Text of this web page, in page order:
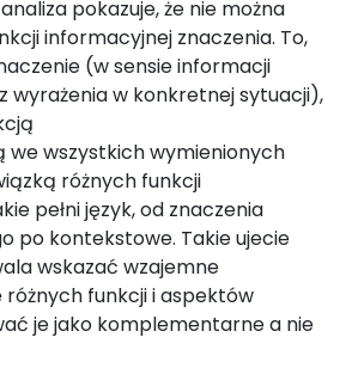
pokazuje, że nie można
informacyjnej znaczenia. To,
(w sensie informacji
wyrażenia w konkretnej sytuacji),
we wszystkich wymienionych
różnych funkcji
pełni język, od znaczenia
po kontekstowe. Takie ujecie
wskazać wzajemne
różnych funkcji i aspektów
je jako komplementarne a nie